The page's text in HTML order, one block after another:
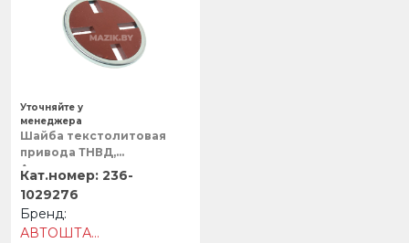
Шайба текстолитовая
привода ТНВД,
Автоштамп
236-
1029276
АВТОШТАМП
Уточняйте у
менеджера